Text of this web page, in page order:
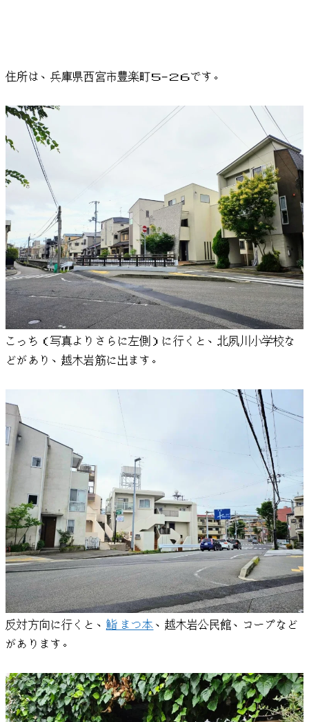
住所は、兵庫県西宮市豊楽町５−２６です。
こっち（写真よりさらに左側）に行くと、北夙川小学校な
どがあり、越木岩筋に出ます。
反対方向に行くと、鮨 まつ本、越木岩公民館、コープなど
があります。